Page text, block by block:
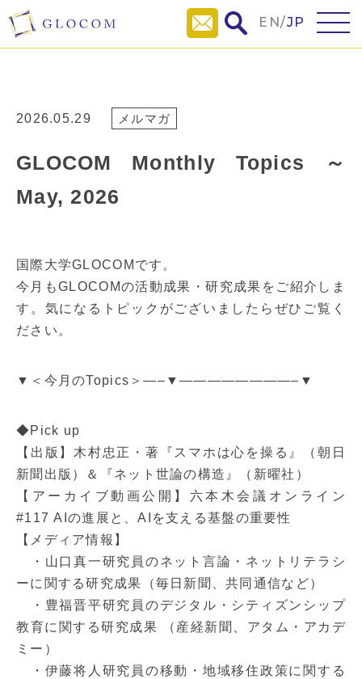
EN/JP
2026.05.29 メルマガ
GLOCOM Monthly Topics ～
May, 2026
国際大学GLOCOMです。
今月もGLOCOMの活動成果・研究成果をご紹介しま
す。気になるトピックがございましたらぜひご覧く
ださい。
▼＜今月のTopics＞—–▼————————–▼
◆Pick up
【出版】木村忠正・著『スマホは心を操る』（朝日
新聞出版）＆『ネット世論の構造』（新曜社）
【アーカイブ動画公開】六本木会議オンライン
#117 AIの進展と、AIを支える基盤の重要性
【メディア情報】
・山口真一研究員のネット言論・ネットリテラシ
ーに関する研究成果（毎日新聞、共同通信など）
・豊福晋平研究員のデジタル・シティズンシップ
教育に関する研究成果 （産経新聞、アタム・アカデ
ミー）
・伊藤将人研究員の移動・地域移住政策に関する